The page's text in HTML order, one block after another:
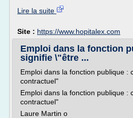
Lire la suite
Site : https://www.hopitalex.com
Emploi dans la fonction
signifie \"être ...
Emploi dans la fonction publique :
contractuel"
Emploi dans la fonction publique :
contractuel"
Laure Martin o